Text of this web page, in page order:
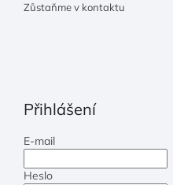
Zůstaňme v kontaktu
Přihlášení
E-mail
Heslo